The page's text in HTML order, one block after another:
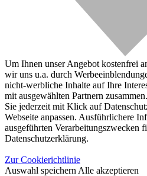
Um Ihnen unser Angebot kostenfrei
wir uns u.a. durch
nicht-werbliche Inhalte auf Ihre
mit ausgewählten Partnern
Sie jederzeit mit Klick auf
Webseite anpassen. Ausführlichere
ausgeführten Verarbeitungszwecken
Datenschutzerklärung.
Zur Cookierichtlinie
Auswahl speichern Alle akzeptieren